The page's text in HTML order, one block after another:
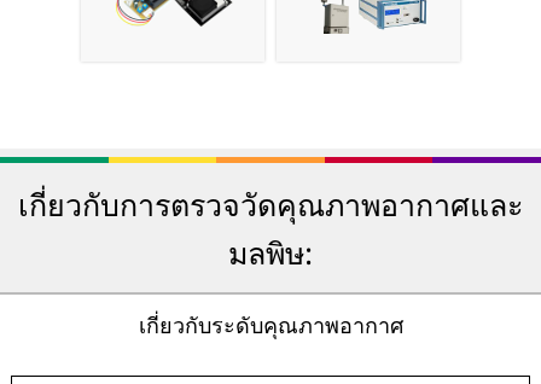
เกี่ยวกับการตรวจวัดคุณภาพอากาศและ
มลพิษ:
เกี่ยวกับระดับคุณภาพอากาศ